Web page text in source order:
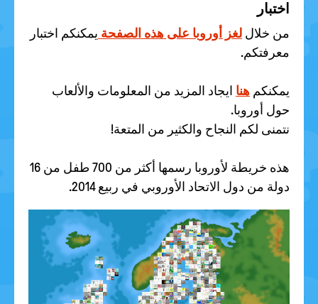
اختبار
من خلال لغز أوروبا على هذه الصفحة يمكنكم اختبار
معرفتكم.
يمكنكم هنا ايجاد المزيد من المعلومات والألعاب
حول أوروبا.
نتمنى لكم النجاح والكثير من المتعة!
هذه خريطة لأوروبا رسمها أكثر من 700 طفل من 16
دولة من دول الاتحاد الأوروبي في ربيع 2014.